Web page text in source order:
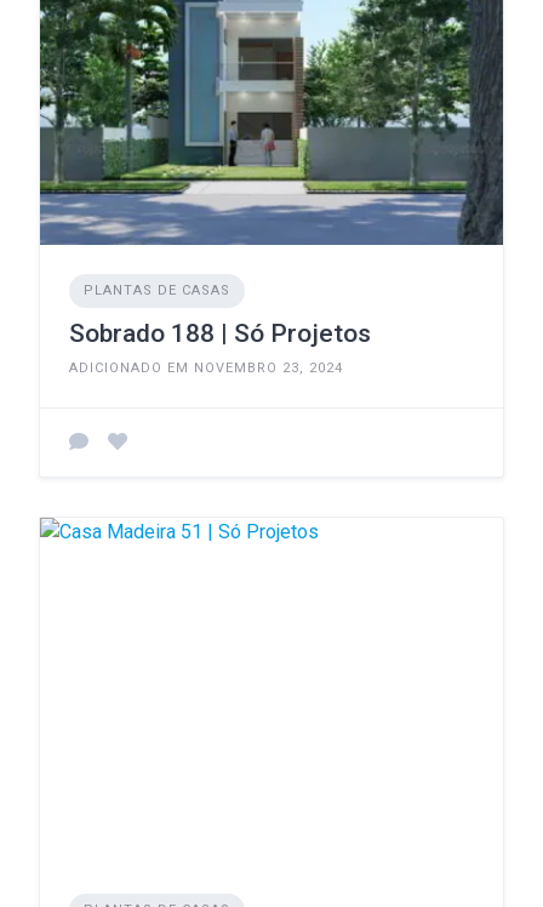
PLANTAS DE CASAS
Sobrado 188 | Só Projetos
ADICIONADO EM NOVEMBRO 23, 2024